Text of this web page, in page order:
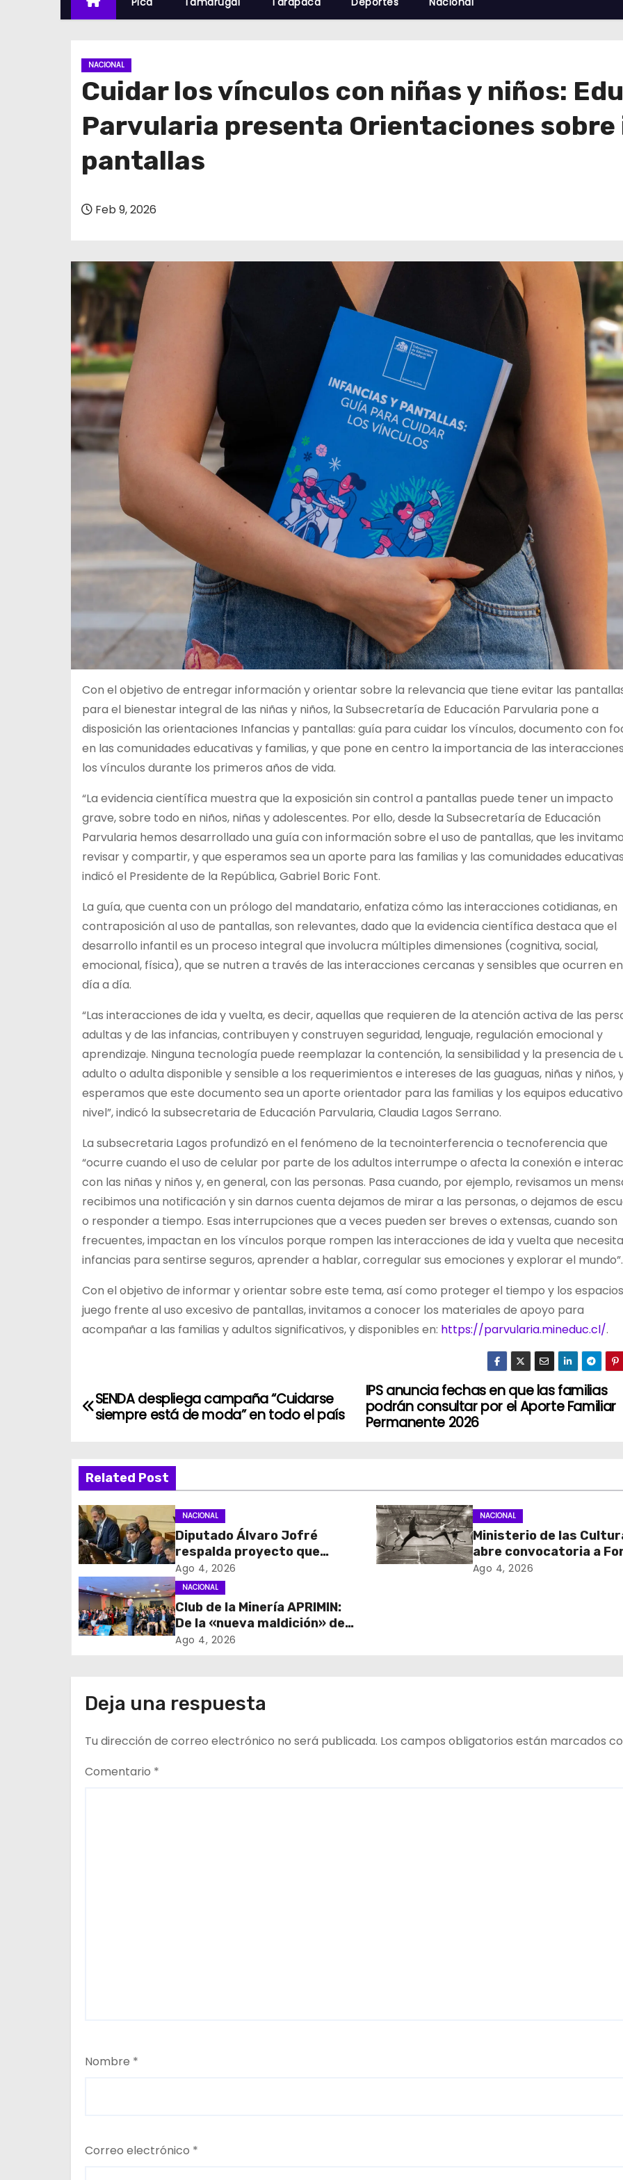
NACIONAL
Cuidar los vínculos con niñas y niños:
Parvularia presenta Orientaciones
pantallas
Feb 9, 2026
Con el objetivo de entregar información y orientar sobre la relevancia que tiene evitar las
para el bienestar integral de las niñas y niños, la Subsecretaría de Educación Parvularia pone a
disposición las orientaciones Infancias y pantallas: guía para cuidar los vínculos, documento con
en las comunidades educativas y familias, y que pone en centro la importancia de las
los vínculos durante los primeros años de vida.
“La evidencia científica muestra que la exposición sin control a pantallas puede tener un impacto
grave, sobre todo en niños, niñas y adolescentes. Por ello, desde la Subsecretaría de Educación
Parvularia hemos desarrollado una guía con información sobre el uso de pantallas, que les
revisar y compartir, y que esperamos sea un aporte para las familias y las comunidades
indicó el Presidente de la República, Gabriel Boric Font.
La guía, que cuenta con un prólogo del mandatario, enfatiza cómo las interacciones cotidianas, en
contraposición al uso de pantallas, son relevantes, dado que la evidencia científica destaca que el
desarrollo infantil es un proceso integral que involucra múltiples dimensiones (cognitiva, social,
emocional, física), que se nutren a través de las interacciones cercanas y sensibles que ocurren
día a día.
“Las interacciones de ida y vuelta, es decir, aquellas que requieren de la atención activa de las
adultas y de las infancias, contribuyen y construyen seguridad, lenguaje, regulación emocional y
aprendizaje. Ninguna tecnología puede reemplazar la contención, la sensibilidad y la presencia de
adulto o adulta disponible y sensible a los requerimientos e intereses de las guaguas, niñas y niños,
esperamos que este documento sea un aporte orientador para las familias y los equipos
nivel”, indicó la subsecretaria de Educación Parvularia, Claudia Lagos Serrano.
La subsecretaria Lagos profundizó en el fenómeno de la tecnointerferencia o tecnoferencia que
“ocurre cuando el uso de celular por parte de los adultos interrumpe o afecta la conexión e
con las niñas y niños y, en general, con las personas. Pasa cuando, por ejemplo, revisamos un
recibimos una notificación y sin darnos cuenta dejamos de mirar a las personas, o dejamos de
o responder a tiempo. Esas interrupciones que a veces pueden ser breves o extensas, cuando son
frecuentes, impactan en los vínculos porque rompen las interacciones de ida y vuelta que
infancias para sentirse seguros, aprender a hablar, corregular sus emociones y explorar el mundo”.
Con el objetivo de informar y orientar sobre este tema, así como proteger el tiempo y los
juego frente al uso excesivo de pantallas, invitamos a conocer los materiales de apoyo para
acompañar a las familias y adultos significativos, y disponibles en: https://parvularia.mineduc.cl/.
N
e
g
a
c
i
ó
e
e
n
IPS anuncia fechas en que las familias
podrán consultar por el Aporte Familiar
Permanente 2026
SENDA despliega campaña “Cuidarse
siempre está de moda” en todo el país
Related Post
NACIONAL
Diputado Álvaro Jofré
respalda proyecto que
fortalece el control de
identidad durante estados
de excepción
Ago 4, 2026
NACIONAL
Ministerio de las
abre convocatoria a
Cultura 2027 con foco
Ago 4, 2026
NACIONAL
Club de la Minería APRIMIN:
De la «nueva maldición» de
los recursos al rol clave de
Ago 4, 2026
Deja una respuesta
Tu dirección de correo electrónico no será publicada. Los campos obligatorios están marcados
Comentario *
Nombre *
Correo electrónico *